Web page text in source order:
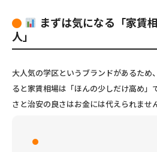
まずは気になる「家賃
人」
大人気の学区というブランドがあるため
ると家賃相場は「ほんの少しだけ高め」
さと治安の良さはお金には代えられませ